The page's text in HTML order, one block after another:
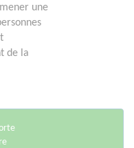
une
de la